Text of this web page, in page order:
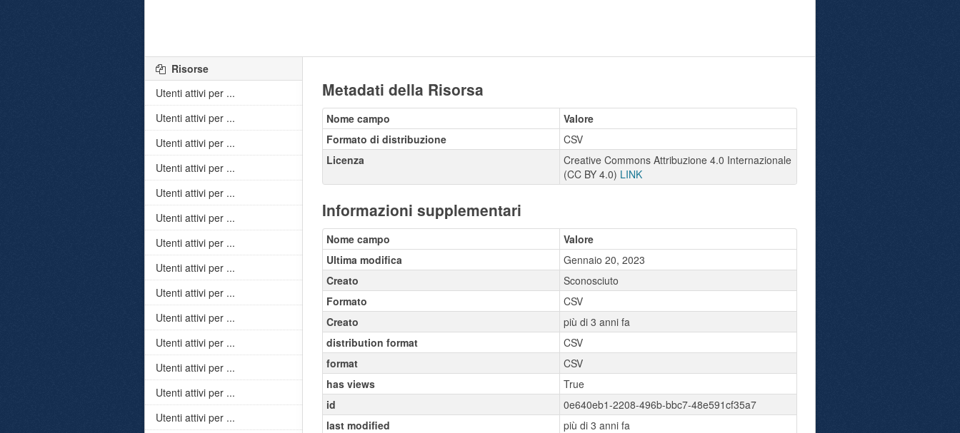
Metadati della Risorsa
Nome campo
Valore
Formato di distribuzione
CSV
Licenza
Creative Commons Attribuzione 4.0 Internazionale
(CC BY 4.0) LINK
Informazioni supplementari
Nome campo
Valore
Ultima modifica
Gennaio 20, 2023
Creato
Sconosciuto
Formato
CSV
Creato
più di 3 anni fa
distribution format
CSV
format
CSV
has views
True
id
0e640eb1-2208-496b-bbc7-48e591cf35a7
last modified
più di 3 anni fa
Risorse
Utenti attivi per ...
Utenti attivi per ...
Utenti attivi per ...
Utenti attivi per ...
Utenti attivi per ...
Utenti attivi per ...
Utenti attivi per ...
Utenti attivi per ...
Utenti attivi per ...
Utenti attivi per ...
Utenti attivi per ...
Utenti attivi per ...
Utenti attivi per ...
Utenti attivi per ...